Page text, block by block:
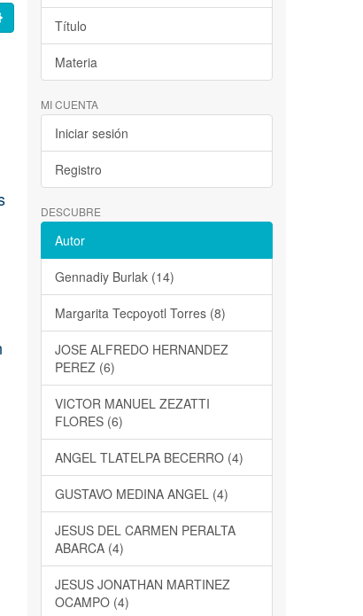
Título
Materia
MI CUENTA
Iniciar sesión
Registro
DESCUBRE
Autor
Gennadiy Burlak (14)
Margarita Tecpoyotl Torres (8)
JOSE ALFREDO HERNANDEZ
PEREZ (6)
VICTOR MANUEL ZEZATTI
FLORES (6)
ANGEL TLATELPA BECERRO (4)
GUSTAVO MEDINA ANGEL (4)
JESUS DEL CARMEN PERALTA
ABARCA (4)
JESUS JONATHAN MARTINEZ
OCAMPO (4)